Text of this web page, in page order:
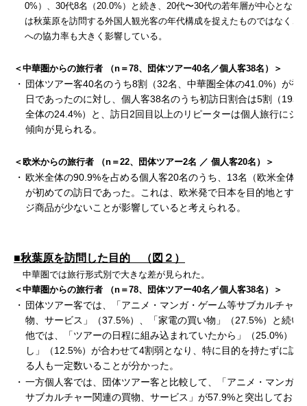
0%）、30代8名（20.0%）と続き、20代〜30代の若年層が中心となっ
は秋葉原を訪問する外国人観光客の年代構成を捉えたものではなく、
への協力率も大きく影響している。
＜中華圏からの旅行者 （n＝78、団体ツアー40名／個人客38名）＞
・ 団体ツアー客40名のうち8割（32名、中華圏全体の41.0%）が初
日であったのに対し、個人客38名のうち初訪日割合は5割（19名
全体の24.4%）と、訪日2回目以上のリピーターは個人旅行にシ
傾向が見られる。
＜欧米からの旅行者 （n＝22、団体ツアー2名 ／ 個人客20名）＞
・ 欧米全体の90.9%を占める個人客20名のうち、13名（欧米全体
が初めての訪日であった。これは、欧米発で日本を目的地とする
ジ商品が少ないことが影響していると考えられる。
■秋葉原を訪問した目的 （図２）
中華圏では旅行形式別で大きな差が見られた。
＜中華圏からの旅行者 （n＝78、団体ツアー40名／個人客38名）＞
・ 団体ツアー客では、「アニメ・マンガ・ゲーム等サブカルチャー
物、サービス」（37.5%）、「家電の買い物」（27.5%）と続い
他では、「ツアーの日程に組み込まれていたから」（25.0%）、
し」（12.5%）が合わせて4割弱となり、特に目的を持たずに訪
る人も一定数いることが分かった。
・ 一方個人客では、団体ツアー客と比較して、「アニメ・マンガ・
サブカルチャー関連の買物、サービス」が57.9%と突出しており